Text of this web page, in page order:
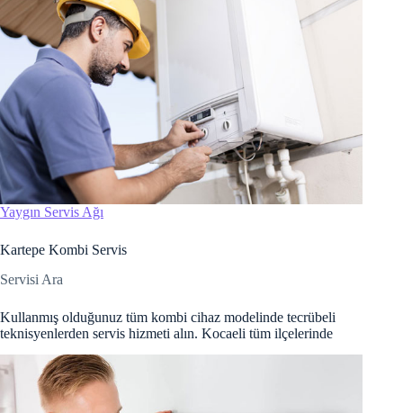
satın al
satın al
Panel
panel
panel
Panel
panel
panel
panel
panel
Yaygın Servis Ağı
Kartepe Kombi Servis
Servisi Ara
Kullanmış olduğunuz tüm kombi cihaz modelinde tecrübeli
teknisyenlerden servis hizmeti alın. Kocaeli tüm ilçelerinde